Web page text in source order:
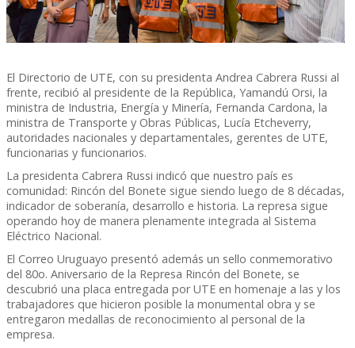
El Directorio de UTE, con su presidenta Andrea Cabrera Russi al
frente, recibió al presidente de la República, Yamandú Orsi, la
ministra de Industria, Energía y Minería, Fernanda Cardona, la
ministra de Transporte y Obras Públicas, Lucía Etcheverry,
autoridades nacionales y departamentales, gerentes de UTE,
funcionarias y funcionarios.
La presidenta Cabrera Russi indicó que nuestro país es
comunidad: Rincón del Bonete sigue siendo luego de 8 décadas,
indicador de soberanía, desarrollo e historia. La represa sigue
operando hoy de manera plenamente integrada al Sistema
Eléctrico Nacional.
El Correo Uruguayo presentó además un sello conmemorativo
del 80o. Aniversario de la Represa Rincón del Bonete, se
descubrió una placa entregada por UTE en homenaje a las y los
trabajadores que hicieron posible la monumental obra y se
entregaron medallas de reconocimiento al personal de la
empresa.